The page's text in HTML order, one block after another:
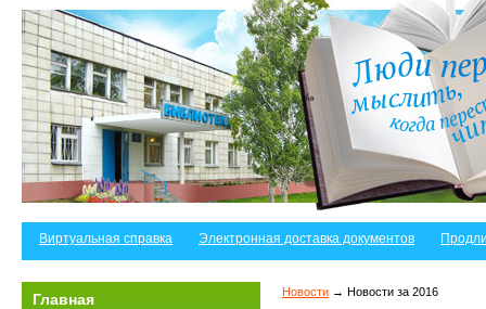
Виртуальная справка Электронная доставка документов
Новости → Новости за 2016
Главная